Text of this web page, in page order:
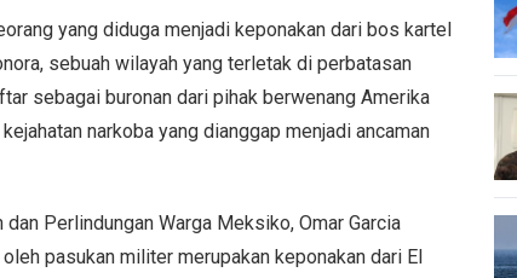
yang diduga menjadi keponakan dari bos kartel
sebuah wilayah yang terletak di perbatasan
sebagai buronan dari pihak berwenang Amerika
narkoba yang dianggap menjadi ancaman
Perlindungan Warga Meksiko, Omar Garcia
pasukan militer merupakan keponakan dari El